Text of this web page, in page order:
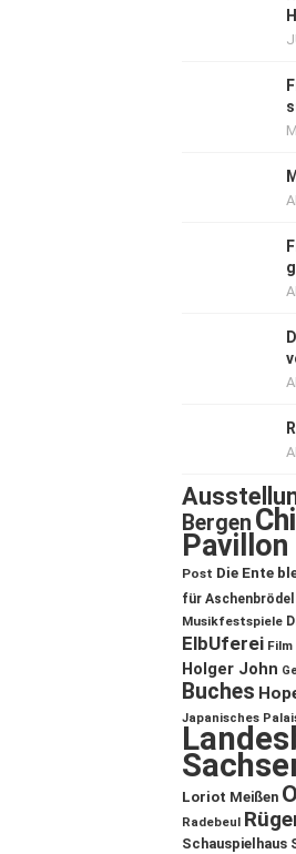
Bergen
Post Die Ente
für Aschenbrödel
Musikfestspiele
ElbUferei Film
Holger John
Buches
Japanisches
Loriot Meißen
Radebeul
Schauspielhaus